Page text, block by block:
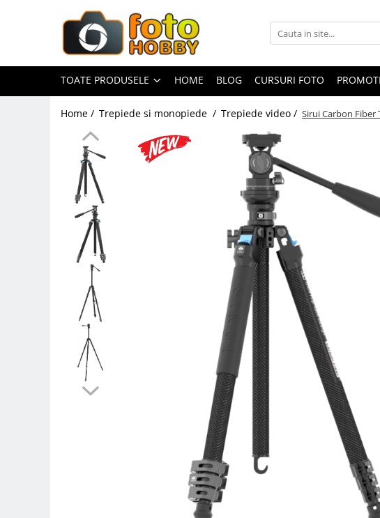
Toate Produsele
Aparate Foto
Aparate Foto Mirrorless
Aparate Foto DSLR
Aparate Foto Compacte
Aparate foto instant
Aparate foto pe film
Obiective foto si accesorii
Obiective Mirorless
Obiective DSLR
Huse si tocuri protectie obiective
Obiective Cinematice
Teleconvertoare
Adaptoare montura / baioneta
Capace obiectiv si camera
TOATE PRODUSELE HOME BLOG CURSURI FOTO
Home / Trepiede si monopiede / Trepiede video / Sirui Carbon Fiber